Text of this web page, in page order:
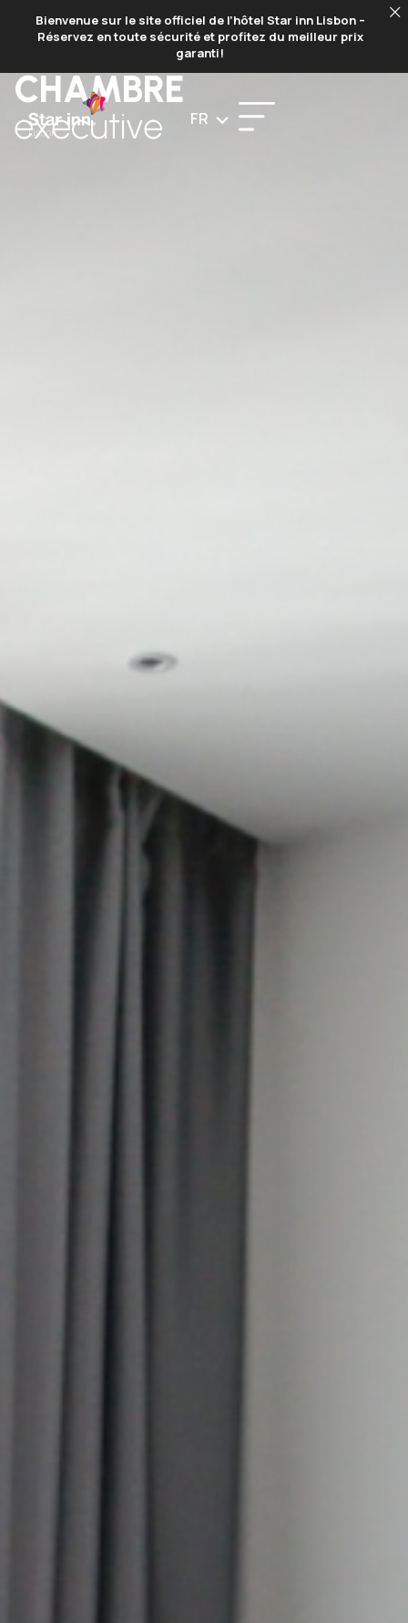
Bienvenue sur le site officiel de l’hôtel Star inn Lisbon –
Réservez en toute sécurité et profitez du meilleur prix
garanti!
FR
CHAMBRE
executive
RÉSERVER